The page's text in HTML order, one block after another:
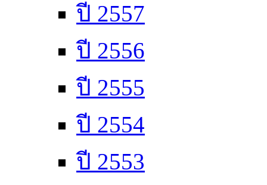
ปี 2557
ปี 2556
ปี 2555
ปี 2554
ปี 2553